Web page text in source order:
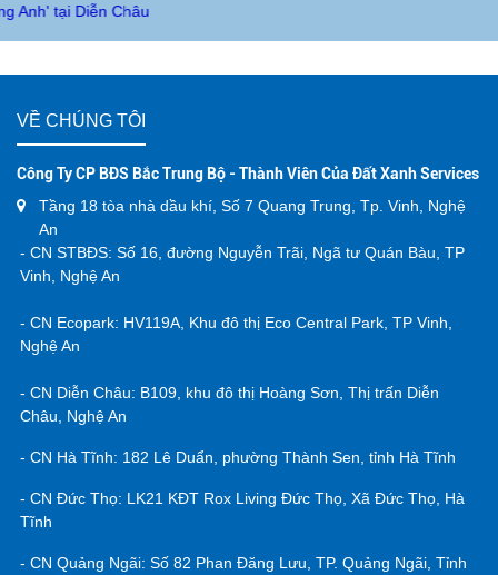
VỀ CHÚNG TÔI
Công Ty CP BĐS Bắc Trung Bộ - Thành Viên Của Đất Xanh Services
Tầng 18 tòa nhà dầu khí, Số 7 Quang Trung, Tp. Vinh, Nghệ
An
- CN STBĐS: Số 16, đường Nguyễn Trãi, Ngã tư Quán Bàu, TP
Vinh, Nghệ An
- CN Ecopark: HV119A, Khu đô thị Eco Central Park, TP Vinh,
Nghệ An
- CN Diễn Châu: B109, khu đô thị Hoàng Sơn, Thị trấn Diễn
Châu, Nghệ An
- CN Hà Tĩnh: 182 Lê Duẩn, phường Thành Sen, tỉnh Hà Tĩnh
- CN Đức Thọ: LK21 KĐT Rox Living Đức Thọ, Xã Đức Thọ, Hà
Tĩnh
- CN Quảng Ngãi: Số 82 Phan Đăng Lưu, TP. Quảng Ngãi, Tỉnh